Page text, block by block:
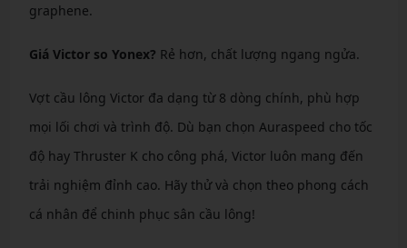
graphene.
Giá Victor so Yonex? Rẻ hơn, chất lượng ngang ngửa.
Vợt cầu lông Victor đa dạng từ 8 dòng chính, phù hợp
mọi lối chơi và trình độ. Dù bạn chọn Auraspeed cho tốc
độ hay Thruster K cho công phá, Victor luôn mang đến
trải nghiệm đỉnh cao. Hãy thử và chọn theo phong cách
cá nhân để chinh phục sân cầu lông!